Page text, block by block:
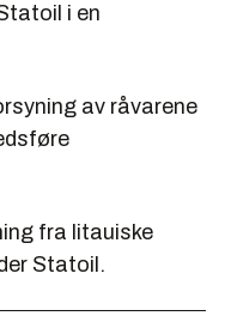
i en
av råvarene
fra litauiske
Statoil.